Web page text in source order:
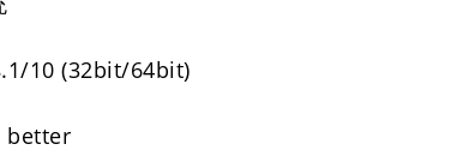
10 (32bit/64bit)
better